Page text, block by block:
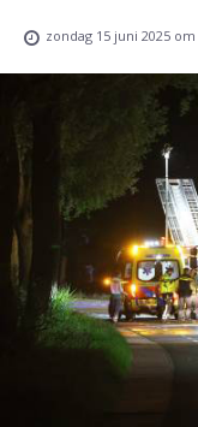
zondag 15 juni 2025